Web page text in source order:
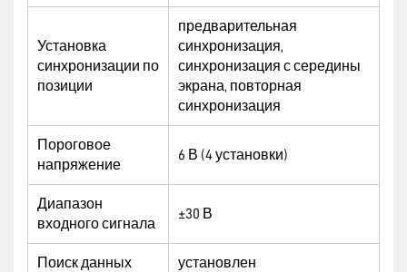
Установка
синхронизации по
позиции
предварительная
синхронизация,
синхронизация с середины
экрана, повторная
синхронизация
Пороговое
напряжение
6 В (4 установки)
Диапазон
входного сигнала
±30 В
Поиск данных установлен